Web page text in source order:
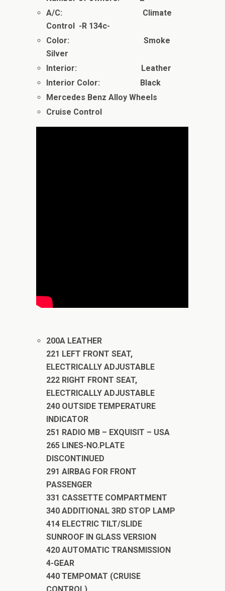
A/C: Climate
Control -R 134c-
Color: Smoke
Silver
Interior: Leather
Interior Color: Black
Mercedes Benz Alloy Wheels
Cruise Control
200A LEATHER
221 LEFT FRONT SEAT,
ELECTRICALLY ADJUSTABLE
222 RIGHT FRONT SEAT,
ELECTRICALLY ADJUSTABLE
240 OUTSIDE TEMPERATURE
INDICATOR
251 RADIO MB – EXQUISIT – USA
265 LINES-NO.PLATE
DISCONTINUED
291 AIRBAG FOR FRONT
PASSENGER
331 CASSETTE COMPARTMENT
340 ADDITIONAL 3RD STOP LAMP
414 ELECTRIC TILT/SLIDE
SUNROOF IN GLASS VERSION
420 AUTOMATIC TRANSMISSION
4-GEAR
440 TEMPOMAT (CRUISE